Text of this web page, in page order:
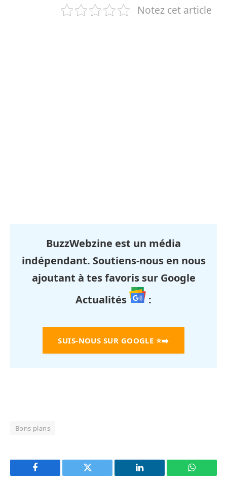
Notez cet article
BuzzWebzine est un média
indépendant. Soutiens-nous en nous
ajoutant à tes favoris sur Google
Actualités
:
SUIS-NOUS SUR GOOGLE ⭐➡️
Bons plans
Facebook Twitter LinkedIn